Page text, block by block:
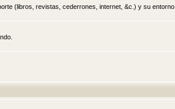
(libros, revistas, cederrones, internet, &c.) y su entorno.